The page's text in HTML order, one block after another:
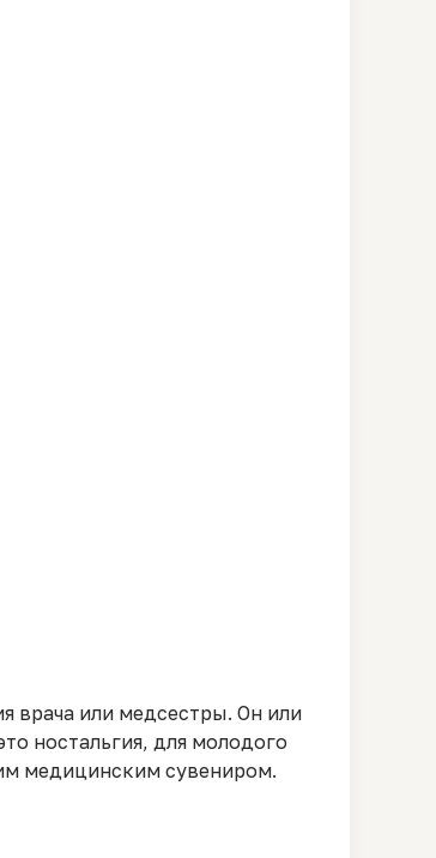
врача или медсестры. Он или
ностальгия, для молодого
медицинским сувениром.